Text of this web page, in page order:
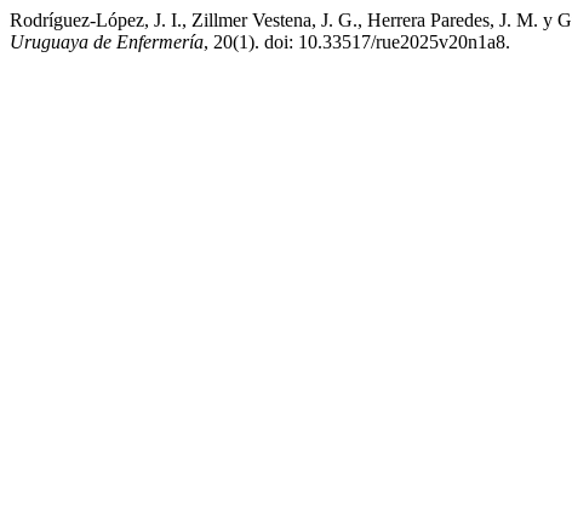
Rodríguez-López, J. I., Zillmer Vestena, J. G., Herrera Paredes, J. M. y
Uruguaya de Enfermería, 20(1). doi: 10.33517/rue2025v20n1a8.